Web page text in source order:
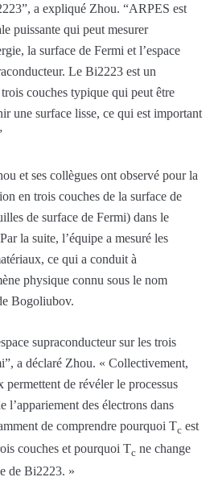
a expliqué Zhou. “ARPES est
puissante qui peut mesurer
la surface de Fermi et l’espace
Le Bi2223 est un
couches typique qui peut être
une surface lisse, ce qui est important
et ses collègues ont observé pour la
en trois couches de la surface de
de surface de Fermi) dans le
la suite, l’équipe a mesuré les
ce qui a conduit à
physique connu sous le nom
Bogoliubov.
supraconducteur sur les trois
a déclaré Zhou. « Collectivement,
permettent de révéler le processus
l’appariement des électrons dans
de comprendre pourquoi Tc est
couches et pourquoi Tc ne change
de Bi2223. »